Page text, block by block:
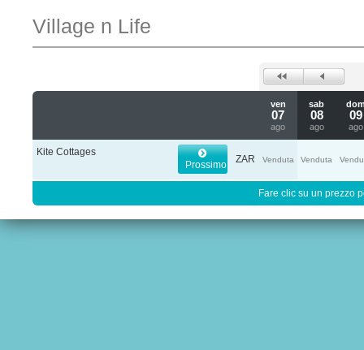
Village n Life
ven
07
ago
sab
08
ago
09
ago
Kite Cottages
Prossimo
ZAR Venduta Venduta
Fare clic su un prezzo